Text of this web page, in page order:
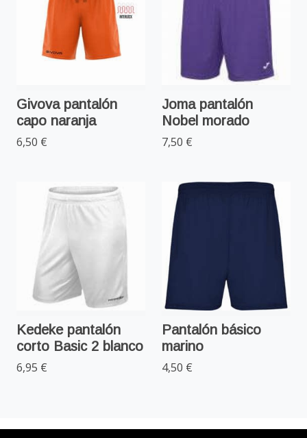
Givova pantalón
capo naranja
6,50 €
Joma pantalón
Nobel morado
7,50 €
Kedeke pantalón
corto Basic 2 blanco
6,95 €
Pantalón básico
marino
4,50 €